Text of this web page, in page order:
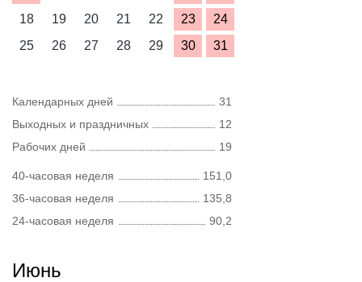
18
19 20 21 22 23
24
25
26 27 28 29 30 31
Календарных дней
31
Выходных и праздничных
12
Рабочих дней
19
40-часовая неделя
151,0
36-часовая неделя
135,8
24-часовая неделя
90,2
Июнь